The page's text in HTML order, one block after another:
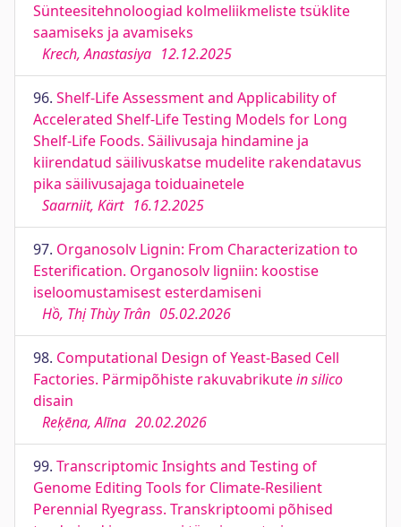
Sünteesitehnoloogiad kolmeliikmeliste tsüklite
saamiseks ja avamiseks
Krech, Anastasiya 12.12.2025
96. Shelf-Life Assessment and Applicability of
Accelerated Shelf-Life Testing Models for Long
Shelf-Life Foods. Säilivusaja hindamine ja
kiirendatud säilivuskatse mudelite rakendatavus
pika säilivusajaga toiduainetele
Saarniit, Kärt 16.12.2025
97. Organosolv Lignin: From Characterization to
Esterification. Organosolv ligniin: koostise
iseloomustamisest esterdamiseni
Hồ, Thị Thùy Trân 05.02.2026
98. Computational Design of Yeast-Based Cell
Factories. Pärmipõhiste rakuvabrikutein silico
disain
Reķēna, Alīna 20.02.2026
99. Transcriptomic Insights and Testing of
Genome Editing Tools for Climate-Resilient
Perennial Ryegrass. Transkriptoomi põhised